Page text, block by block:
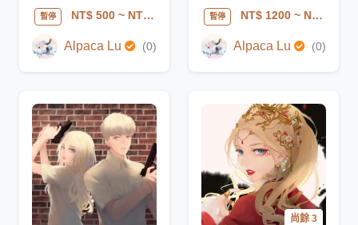
暫停 NT$ 500~ NT$ 2000
Alpaca Lu (0)
暫停 NT$ 1200~ NT$ 3500
Alpaca Lu (0)
尚餘 3